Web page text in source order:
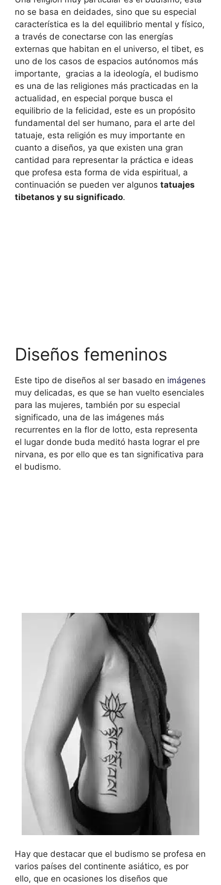
no se basa en deidades, sino que su especial
característica es la del equilibrio mental y físico,
a través de conectarse con las energías
externas que habitan en el universo, el tibet, es
uno de los casos de espacios autónomos más
importante, gracias a la ideología, el budismo
es una de las religiones más practicadas en la
actualidad, en especial porque busca el
equilibrio de la felicidad, este es un propósito
fundamental del ser humano, para el arte del
tatuaje, esta religión es muy importante en
cuanto a diseños, ya que existen una gran
cantidad para representar la práctica e ideas
que profesa esta forma de vida espiritual, a
continuación se pueden ver algunos tatuajes
tibetanos y su significado.
Diseños femeninos
Este tipo de diseños al ser basado en imágenes
muy delicadas, es que se han vuelto esenciales
para las mujeres, también por su especial
significado, una de las imágenes más
recurrentes en la flor de lotto, esta representa
el lugar donde buda meditó hasta lograr el pre
nirvana, es por ello que es tan significativa para
el budismo.
Hay que destacar que el budismo se profesa en
varios países del continente asiático, es por
ello, que en ocasiones los diseños que